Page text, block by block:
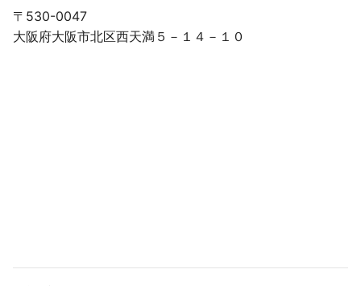
〒530-0047
大阪府大阪市北区西天満５－１４－１０